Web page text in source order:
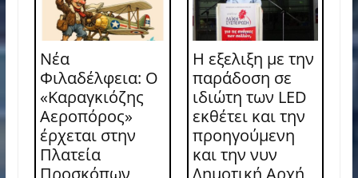
Νέα
Φιλαδέλφεια: Ο
«Καραγκιόζης
Αεροπόρος»
έρχεται στην
Πλατεία
Η εξελιξη με την
παράδοση σε
ιδιώτη των LED
εκθέτει και την
προηγούμενη
και την νυν